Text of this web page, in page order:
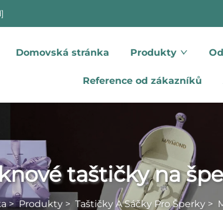
Domovská stránka Produkty
Reference od zákazníků
taštičky na
>Produkty > Taštičky A Sáčky Pro Šperky >